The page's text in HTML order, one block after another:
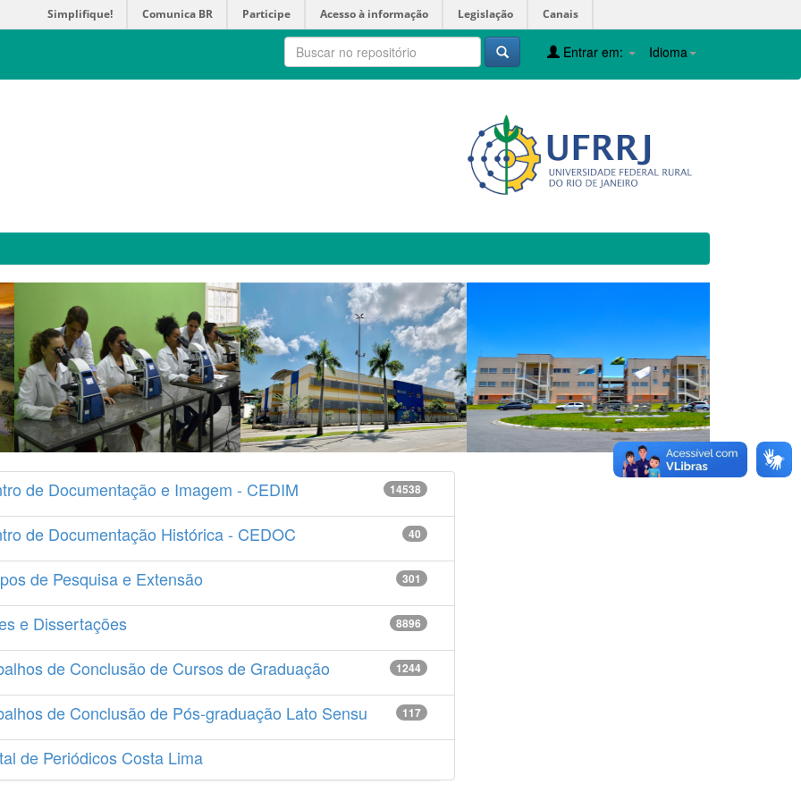
Simplifique! Comunica BR Participe Acesso à informação Legislação Canais
Idioma
Entrar em:
de Documentação e Imagem - CEDIM 14538
de Documentação Histórica - CEDOC 40
de Pesquisa e Extensão 301
e Dissertações 8896
de Conclusão de Cursos de Graduação 1244
de Conclusão de Pós-graduação Lato Sensu 117
de Periódicos Costa Lima